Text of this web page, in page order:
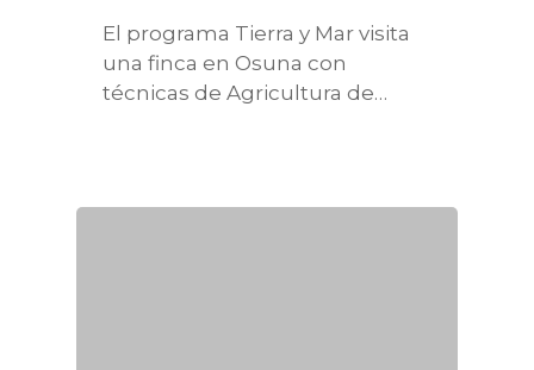
El programa Tierra y Mar visita
una finca en Osuna con
técnicas de Agricultura de…